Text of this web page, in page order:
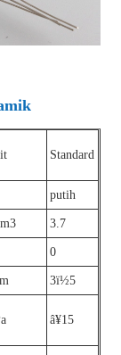
Standard
putih
3.7
0
3ï½5
â¥15